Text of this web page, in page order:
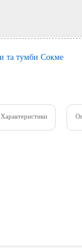
та тумби Сокме
Характеристики